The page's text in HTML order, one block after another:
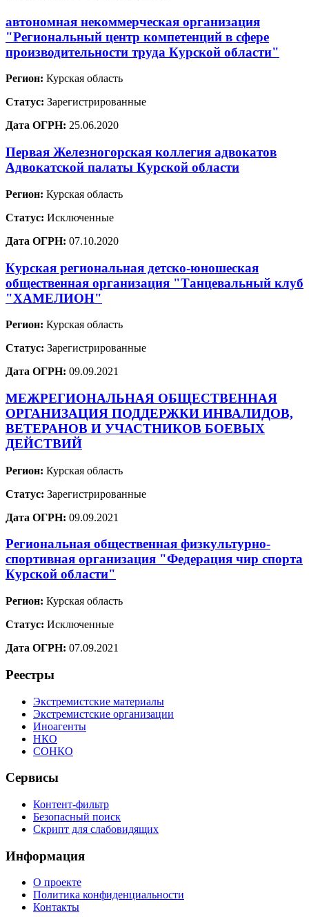
автономная некоммерческая организация
"Региональный центр компетенций в сфере
производительности труда Курской области"
Регион: Курская область
Статус: Зарегистрированные
Дата ОГРН: 25.06.2020
Первая Железногорская коллегия адвокатов
Адвокатской палаты Курской области
Регион: Курская область
Статус: Исключенные
Дата ОГРН: 07.10.2020
Курская региональная детско-юношеская
общественная организация "Танцевальный клуб
"ХАМЕЛИОН"
Регион: Курская область
Статус: Зарегистрированные
Дата ОГРН: 09.09.2021
МЕЖРЕГИОНАЛЬНАЯ ОБЩЕСТВЕННАЯ
ОРГАНИЗАЦИЯ ПОДДЕРЖКИ ИНВАЛИДОВ,
ВЕТЕРАНОВ И УЧАСТНИКОВ БОЕВЫХ
ДЕЙСТВИЙ
Регион: Курская область
Статус: Зарегистрированные
Дата ОГРН: 09.09.2021
Региональная общественная физкультурно-
спортивная организация "Федерация чир спорта
Курской области"
Регион: Курская область
Статус: Исключенные
Дата ОГРН: 07.09.2021
Реестры
Экстремистские материалы
Экстремистские организации
Иноагенты
НКО
СОНКО
Сервисы
Контент-фильтр
Безопасный поиск
Скрипт для слабовидящих
Информация
О проекте
Политика конфиденциальности
Контакты